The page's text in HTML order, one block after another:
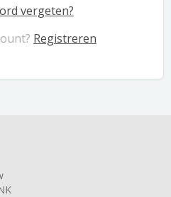
vergeten?
Registreren